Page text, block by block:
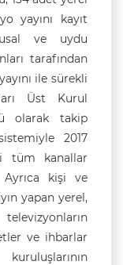
yayını kayıt
ve uydu
tarafından
ile sürekli
Üst Kurul
olarak takip
2017
tüm kanallar
Ayrıca kişi ve
yapan yerel,
ve ihbarlar